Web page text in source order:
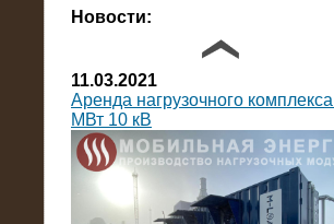
Новости:
11.03.2021
Аренда нагрузочного
МВт 10 кВ